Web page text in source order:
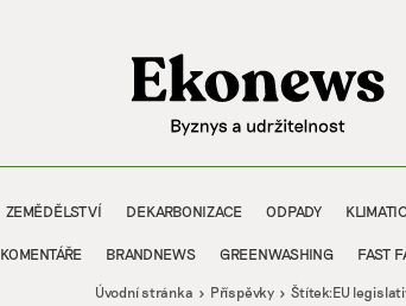
ZEMĚDĚLSTVÍ DEKARBONIZACE ODPADY
KOMENTÁŘE BRANDNEWS GREENWASHING FAST
Úvodní stránka Příspěvky Štítek:EU